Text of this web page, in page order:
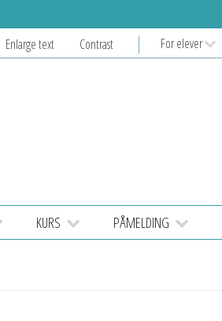
For elever
Enlarge text Contrast
KURS PÅMELDING